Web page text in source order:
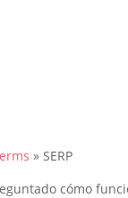
»SERP
cómo